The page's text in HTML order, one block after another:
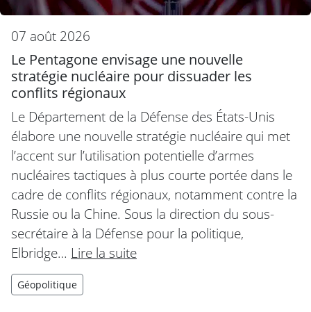
07 août 2026
Le Pentagone envisage une nouvelle
stratégie nucléaire pour dissuader les
conflits régionaux
Le Département de la Défense des États-Unis
élabore une nouvelle stratégie nucléaire qui met
l’accent sur l’utilisation potentielle d’armes
nucléaires tactiques à plus courte portée dans le
cadre de conflits régionaux, notamment contre la
Russie ou la Chine. Sous la direction du sous-
secrétaire à la Défense pour la politique,
Elbridge… Lire la suite
Géopolitique